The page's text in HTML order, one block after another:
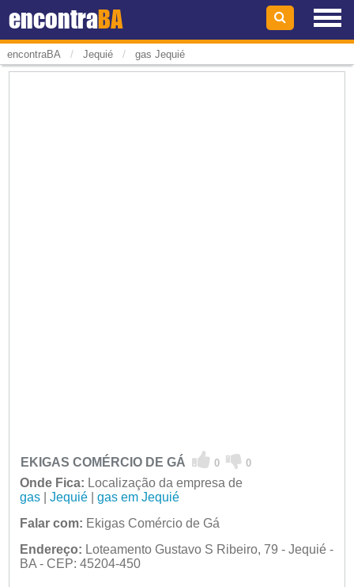
encontraBA
encontraBA / Jequié / gas Jequié
EKIGAS COMÉRCIO DE GÁ 0 0
Onde Fica: Localização da empresa de
gas| Jequié| gas em Jequié
Falar com: Ekigas Comércio de Gá
Endereço: Loteamento Gustavo S Ribeiro, 79 - Jequié -
BA - CEP: 45204-450